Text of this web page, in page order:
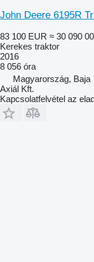
John Deere 6195R
83 100 EUR ≈ 30 090
Kerekes traktor
2016
8 056 óra
Magyarország, Baja
Axiál Kft.
Kapcsolatfelvétel az